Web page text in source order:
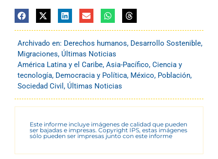
Archivado en: Derechos humanos, Desarrollo Sostenible,
Migraciones, Últimas Noticias
América Latina y el Caribe, Asia-Pacífico, Ciencia y
tecnología, Democracia y Política, México, Población,
Sociedad Civil , Últimas Noticias
Este informe incluye imágenes de calidad que pueden
ser bajadas e impresas. Copyright IPS, estas imágenes
sólo pueden ser impresas junto con este informe